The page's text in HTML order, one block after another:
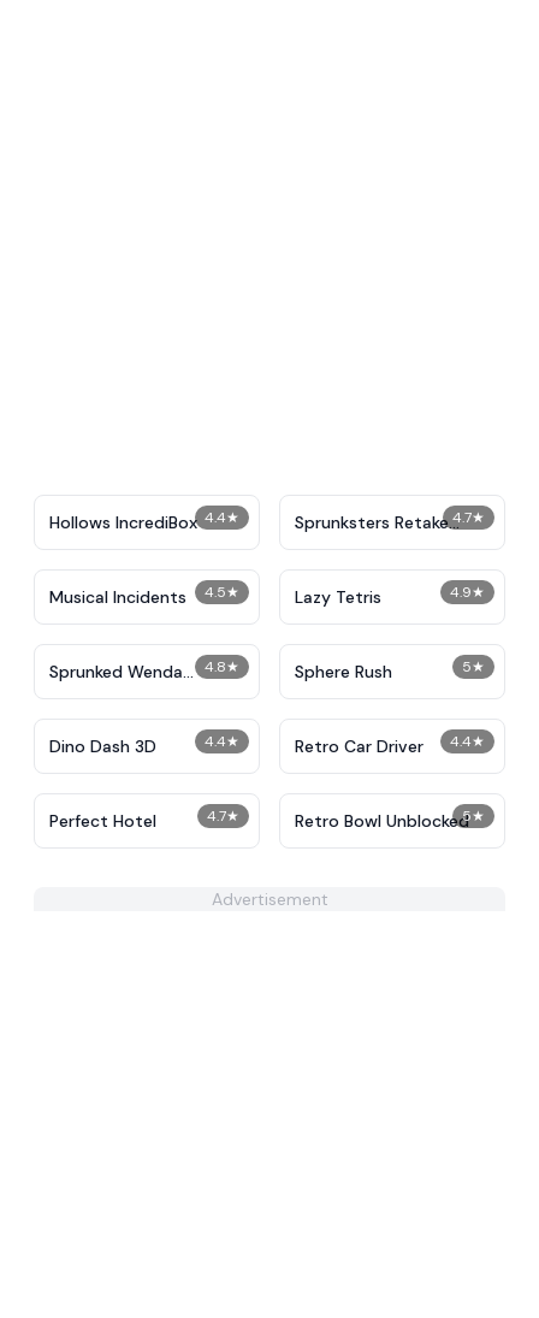
4.4★
Hollows IncrediBox 4.7★
Sprunksters Retake
(Updated)
4.5★
Musical Incidents 4.9★
Lazy Tetris
4.8★
Sprunked Wenda
Treatment
5★
Sphere Rush
4.4★
Dino Dash 3D 4.4★
Retro Car Driver
4.7★
Perfect Hotel 5★
Retro Bowl Unblocked
Advertisement